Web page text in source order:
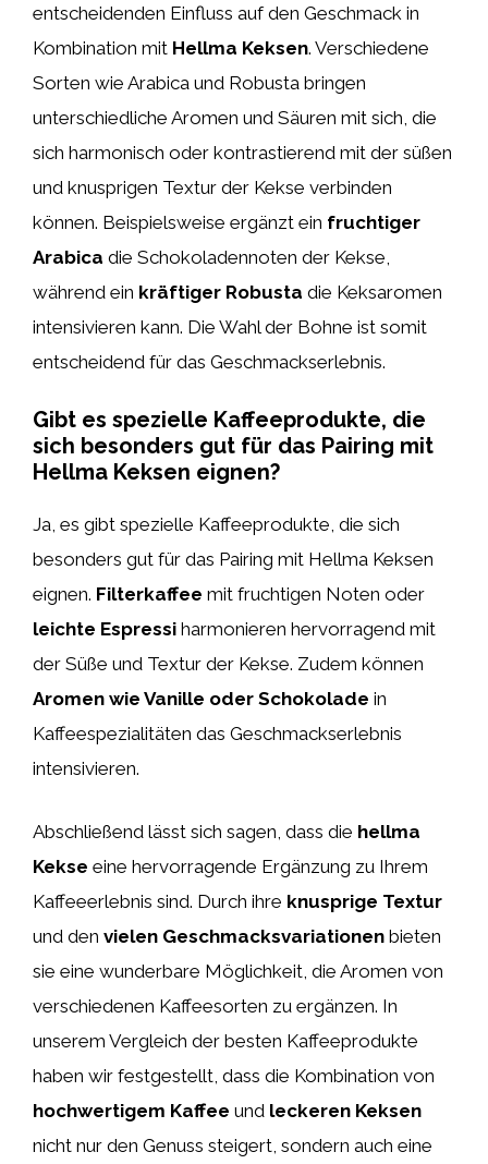
entscheidenden Einfluss auf den Geschmack in
Kombination mit Hellma Keksen. Verschiedene
Sorten wie Arabica und Robusta bringen
unterschiedliche Aromen und Säuren mit sich, die
sich harmonisch oder kontrastierend mit der süßen
und knusprigen Textur der Kekse verbinden
können. Beispielsweise ergänzt ein fruchtiger
Arabica die Schokoladennoten der Kekse,
während ein kräftiger Robusta die Keksaromen
intensivieren kann. Die Wahl der Bohne ist somit
entscheidend für das Geschmackserlebnis.
Gibt es spezielle Kaffeeprodukte, die
sich besonders gut für das Pairing mit
Hellma Keksen eignen?
Ja, es gibt spezielle Kaffeeprodukte, die sich
besonders gut für das Pairing mit Hellma Keksen
eignen. Filterkaffee mit fruchtigen Noten oder
leichte Espressi harmonieren hervorragend mit
der Süße und Textur der Kekse. Zudem können
Aromen wie Vanille oder Schokolade in
Kaffeespezialitäten das Geschmackserlebnis
intensivieren.
Abschließend lässt sich sagen, dass die hellma
Kekse eine hervorragende Ergänzung zu Ihrem
Kaffeeerlebnis sind. Durch ihre knusprige Textur
und den vielen Geschmacksvariationen bieten
sie eine wunderbare Möglichkeit, die Aromen von
verschiedenen Kaffeesorten zu ergänzen. In
unserem Vergleich der besten Kaffeeprodukte
haben wir festgestellt, dass die Kombination von
hochwertigem Kaffee und leckeren Keksen
nicht nur den Genuss steigert, sondern auch eine